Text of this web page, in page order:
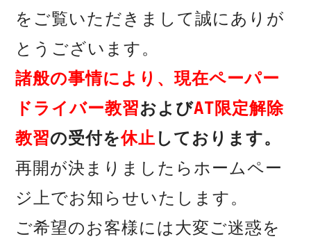
をご覧いただきまして誠にありが
とうございます。
諸般の事情により、現在ペーパー
ドライバー教習およびAT限定解除
教習の受付を休止 しております。
再開が決まりましたらホームペー
ジ上でお知らせいたします。
ご希望のお客様には大変ご迷惑を